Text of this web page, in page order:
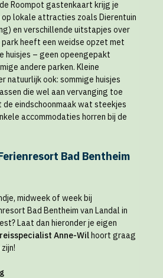
Roompot gastenkaart krijg je
lokale attracties zoals Dierentuin
en verschillende uitstapjes over
heeft een weidse opzet met
huisjes – geen opeengepakt
andere parken. Kleine
natuurlijk ook: sommige huisjes
die wel aan vervanging toe
de eindschoonmaak wat steekjes
accommodaties horren bij de
Bad Bentheim
midweek of week bij
Bad Bentheim van Landal in
Laat dan hieronder je eigen
reisspecialist Anne-Wilhoort graag